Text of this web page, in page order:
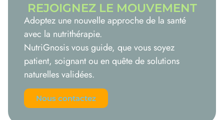
REJOIGNEZ LE MOUVEMENT
Adoptez une nouvelle approche de la santé
avec la nutrithérapie.
NutriGnosis vous guide, que vous soyez
patient, soignant ou en quête de solutions
naturelles validées.
Nous contactez